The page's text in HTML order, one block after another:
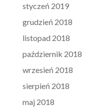
styczeń 2019
grudzień 2018
listopad 2018
październik 2018
wrzesień 2018
sierpień 2018
maj 2018